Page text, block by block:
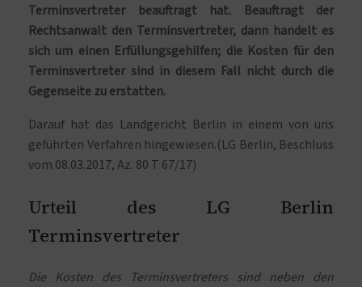
Terminsvertreter beauftragt hat. Beauftragt der
Rechtsanwalt den Terminsvertreter, dann handelt es
sich um einen Erfüllungsgehilfen; die Kosten für den
Terminsvertreter sind in diesem Fall nicht durch die
Gegenseite zu erstatten.
Darauf hat das Landgericht Berlin in einem von uns
geführten Verfahren hingewiesen.(LG Berlin, Beschluss
vom 08.03.2017, Az. 80 T 67/17)
Urteil des LG Berlin
Terminsvertreter
Die Kosten des Terminsvertreters sind neben den